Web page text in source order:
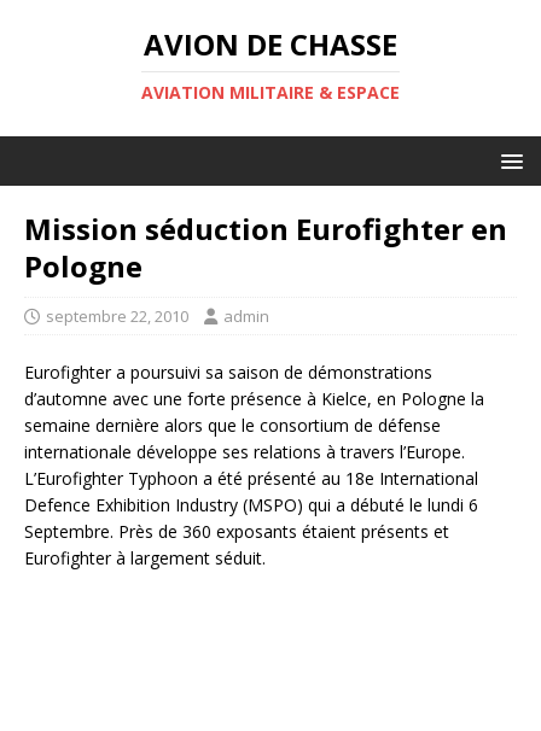
AVION DE CHASSE
AVIATION MILITAIRE & ESPACE
Mission séduction Eurofighter en
Pologne
septembre 22, 2010 admin
Eurofighter a poursuivi sa saison de démonstrations
d’automne avec une forte présence à Kielce, en Pologne la
semaine dernière alors que le consortium de défense
internationale développe ses relations à travers l’Europe.
L’Eurofighter Typhoon a été présenté au 18e International
Defence Exhibition Industry (MSPO) qui a débuté le lundi 6
Septembre. Près de 360 exposants étaient présents et
Eurofighter à largement séduit.